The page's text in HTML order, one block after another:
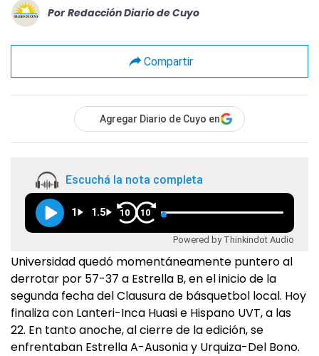
Por Redacción Diario de Cuyo
Compartir
Agregar Diario de Cuyo en
Escuchá la nota completa
1 1.5 10 10
Powered by Thinkindot Audio
Universidad quedó momentáneamente puntero al
derrotar por 57-37 a Estrella B, en el inicio de la
segunda fecha del Clausura de básquetbol local. Hoy
finaliza con Lanteri-Inca Huasi e Hispano UVT, a las
22. En tanto anoche, al cierre de la edición, se
enfrentaban Estrella A-Ausonia y Urquiza-Del Bono.